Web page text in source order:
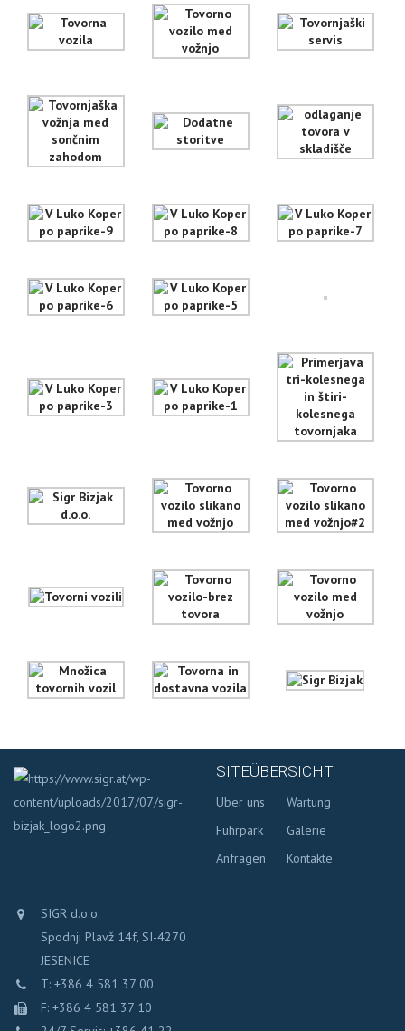
SITEÜBERSICHT
Über uns
Wartung
Fuhrpark
Galerie
Anfragen
Kontakte
SIGR d.o.o.
Spodnji Plavž 14f, SI-4270
JESENICE
T: +386 4 581 37 00
F: +386 4 581 37 10